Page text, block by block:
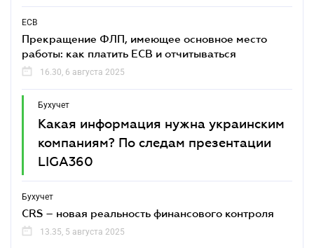
ЕСВ
Прекращение ФЛП, имеющее основное место
работы: как платить ЕСВ и отчитываться
16.30, 6 августа 2025
Бухучет
Какая информация нужна украинским
компаниям? По следам презентации
LIGA360
Бухучет
CRS – новая реальность финансового контроля
13.35, 5 августа 2025